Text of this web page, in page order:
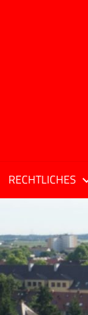
RECHTLICHES